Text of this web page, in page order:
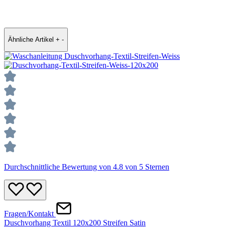
Ähnliche Artikel + -
Durchschnittliche Bewertung von 4.8 von 5 Sternen
Fragen/Kontakt
Duschvorhang Textil 120x200 Streifen Satin